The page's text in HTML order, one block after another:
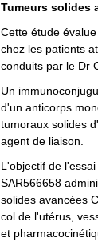
Tumeurs solides
Cette étude
chez les patients
conduits par le Dr
Un
d'un anticorps
tumoraux solides
agent de liaison.
L'objectif de
SAR566658
solides avancées
col de l'utérus,
et